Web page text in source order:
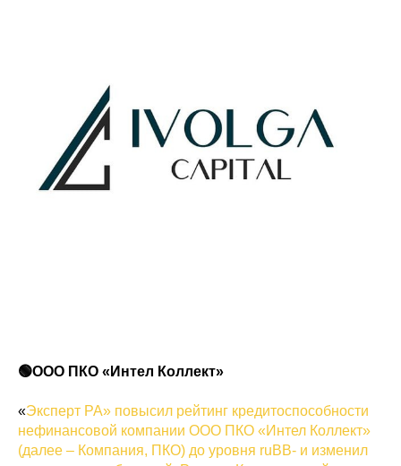
🟢ООО ПКО «Интел Коллект»
«Эксперт РА» повысил рейтинг кредитоспособности
нефинансовой компании ООО ПКО «Интел Коллект»
(далее – Компания, ПКО) до уровня ruBB- и изменил